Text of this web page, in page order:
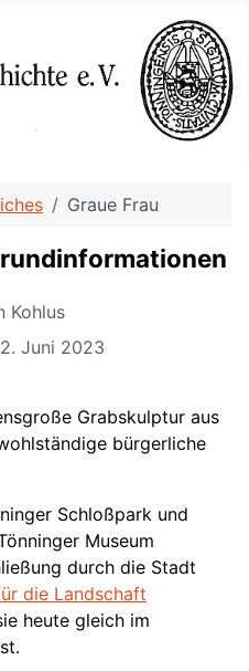
Graue Frau
Kohlus
Juni 2023
Grabskulptur aus
bürgerliche
Schloßpark und
Museum
durch die Stadt
die Landschaft
heute gleich im